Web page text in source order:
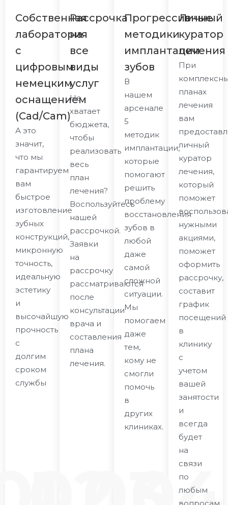
Собственная
лаборатория
с
цифровым
немецким
оснащением
(Cad/Cam)
А это
значит,
что мы
гарантируем
вам
быстрое
изготовление
зубных
конструкций,
микронную
точность,
идеальную
эстетику
и
высочайшую
прочность
с
долгим
сроком
службы
Рассрочка
на
все
виды
услуг
Не
хватает
бюджета,
чтобы
реализовать
весь
план
лечения?
Воспользуйтесь
нашей
рассрочкой.
Заявки
на
рассрочку
рассматриваются
после
консультации
врача и
составления
плана
лечения.
Прогрессивные
методики
имплантации
зубов
В
нашем
арсенале
5
методик
имплантации,
которые
помогают
решить
проблему
восстановления
зубов в
любой
даже
самой
сложной
ситуации.
Мы
помогаем
даже
тем,
кому не
смогли
помочь
в
других
клиниках.
Личный
куратор
лечения
При
планах
лечения
вам
личный
куратор
лечения,
который
поможет
нужными
акциями,
поможет
оформить
рассрочку,
составит
график
посещений
в
клинику
с
учетом
вашей
занятости
и
всегда
будет
на
связи
по
любым